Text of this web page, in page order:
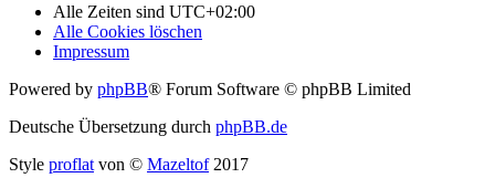
Alle Zeiten sind UTC+02:00
Alle Cookies löschen
Impressum
Powered by phpBB® Forum Software © phpBB Limited
Deutsche Übersetzung durch phpBB.de
Style proflat von © Mazeltof2017